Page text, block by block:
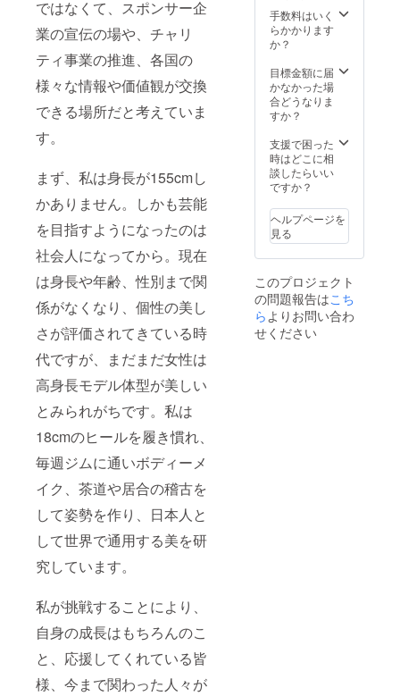
ではなくて、スポンサー企
業の宣伝の場や、チャリ
ティ事業の推進、各国の
様々な情報や価値観が交換
できる場所だと考えていま
す。
まず、私は身長が155cmし
かありません。しかも芸能
を目指すようになったのは
社会人になってから。現在
は身長や年齢、性別まで関
係がなくなり、個性の美し
さが評価されてきている時
代ですが、まだまだ女性は
高身長モデル体型が美しい
とみられがちです。私は
18cmのヒールを履き慣れ、
毎週ジムに通いボディーメ
イク、茶道や居合の稽古を
して姿勢を作り、日本人と
して世界で通用する美を研
究しています。
私が挑戦することにより、
自身の成長はもちろんのこ
と、応援してくれている皆
様、今まで関わった人々が
なりま
す）
のた
め、大
会終了
希望の
ものを
選んで
いただ
す。
手数料はいく
らかかります
か？
目標金額に届
かなかった場
合どうなりま
すか？
支援で困った
時はどこに相
談したらいい
ですか？
ヘルプページを
見る
このプロジェクト
の問題報告はこち
ら よりお問い合わ
せください